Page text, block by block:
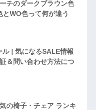
チのダークブラウン色
WO色って何が違う
| 気になるSALE情報
＆問い合わせ方法につ
の椅子・チェア ランキ